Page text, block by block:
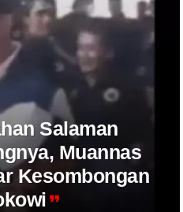
Salaman
Muannas
Kesombongan